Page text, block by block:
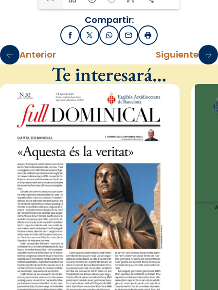
Compartir:
FacebookX / TwitterWhatsApp
EmailImprimir
Anterior Siguiente
Te interesará…